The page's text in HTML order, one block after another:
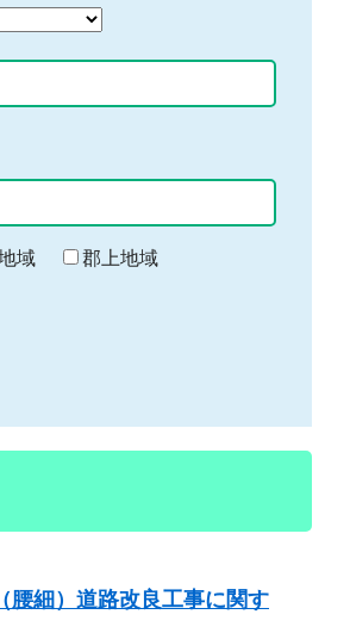
域
郡上地域
腰細）道路改良工事に関す